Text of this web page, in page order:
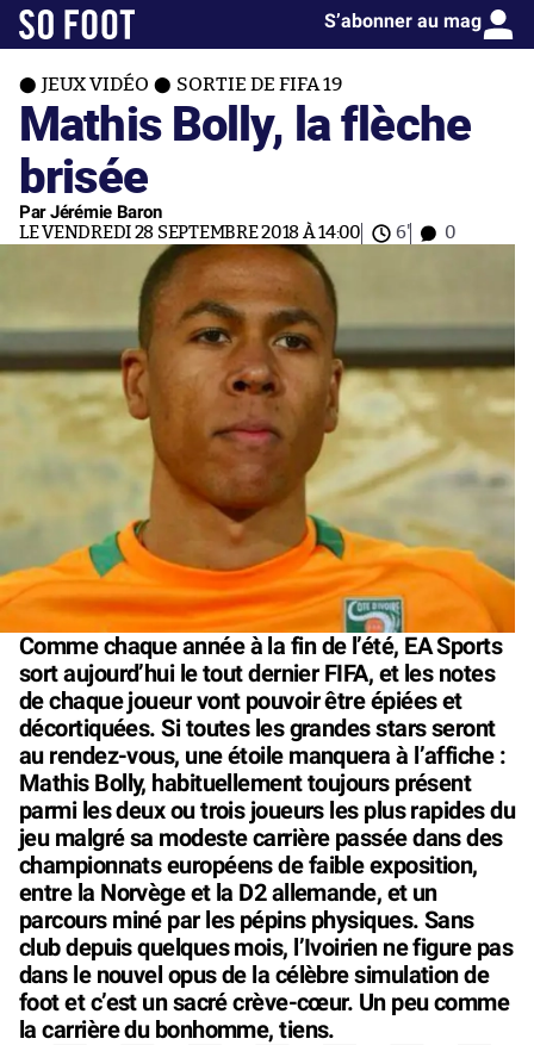
S’abonner au mag
JEUX VIDÉO SORTIE DE FIFA 19
Mathis Bolly, la flèche
brisée
Par Jérémie Baron
LE VENDREDI 28 SEPTEMBRE 2018 À 14:00 6' 0
Comme chaque année à la fin de l’été, EA Sports
sort aujourd’hui le tout dernier FIFA, et les notes
de chaque joueur vont pouvoir être épiées et
décortiquées. Si toutes les grandes stars seront
au rendez-vous, une étoile manquera à l’affiche :
Mathis Bolly, habituellement toujours présent
parmi les deux ou trois joueurs les plus rapides du
jeu malgré sa modeste carrière passée dans des
championnats européens de faible exposition,
entre la Norvège et la D2 allemande, et un
parcours miné par les pépins physiques. Sans
club depuis quelques mois, l’Ivoirien ne figure pas
dans le nouvel opus de la célèbre simulation de
foot et c’est un sacré crève-cœur. Un peu comme
la carrière du bonhomme, tiens.